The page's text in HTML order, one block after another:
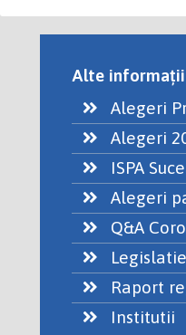
Alte
Alegeri
Alegeri
ISPA
Alegeri
Q&A
Raport
Institutii